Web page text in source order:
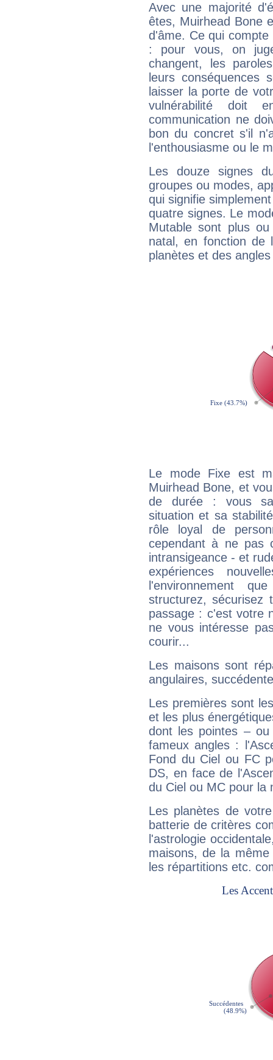
Avec une majorité
êtes, Muirhead Bone
d'âme. Ce qui
: pour vous, on
changent, les
leurs conséquences
laisser la porte de
vulnérabilité doit
communication ne
bon du concret s'il
l'enthousiasme ou le
Les douze signes
groupes ou modes,
qui signifie
quatre signes. Le
Mutable sont plus
natal, en fonction de
planètes et des
Le mode Fixe est
Muirhead Bone, et
de durée : vous
situation et sa
rôle loyal de
cependant à ne pas
intransigeance - et
expériences
l'environnement
structurez, sécurisez
passage : c'est votre
ne vous intéresse
courir...
Les maisons sont
angulaires,
Les premières sont
et les plus
dont les pointes –
fameux angles :
Fond du Ciel ou FC
DS, en face de
du Ciel ou MC pour la
Les planètes de
batterie de critères
l'astrologie
maisons, de la
les répartitions etc.